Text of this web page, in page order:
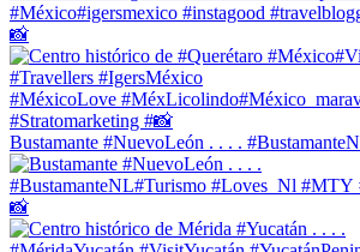
Bustamante #NuevoLeón . . . .